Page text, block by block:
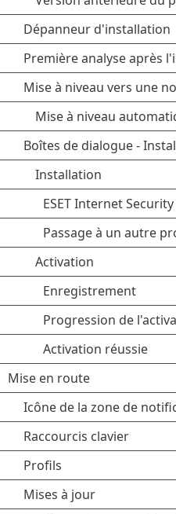
Dépanneur d'installation
Première analyse après
Mise à niveau vers une
Mise à niveau
Boîtes de dialogue -
Installation
ESET Internet
Passage à un autre
Activation
Enregistrement
Progression de
Activation réussie
Mise en route
Icône de la zone de
Raccourcis clavier
Profils
Mises à jour